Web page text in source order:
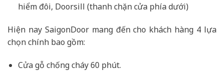
hiểm đôi, Doorsill (thanh chặn cửa phía dưới)
Hiện nay SaigonDoor mang đến cho khách hàng 4 lựa
chọn chính bao gồm:
Cửa gỗ chống cháy 60 phút.